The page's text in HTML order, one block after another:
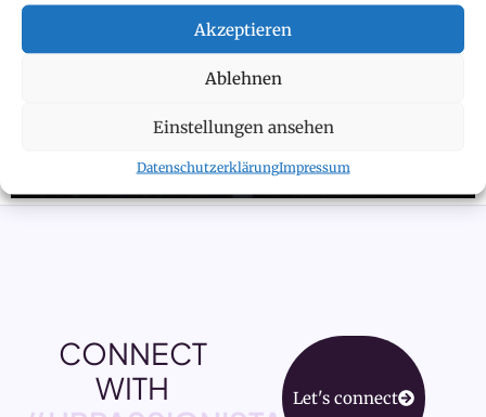
Akzeptieren
Ablehnen
Einstellungen ansehen
DatenschutzerklärungImpressum
CONNECT
WITH
Let's connect